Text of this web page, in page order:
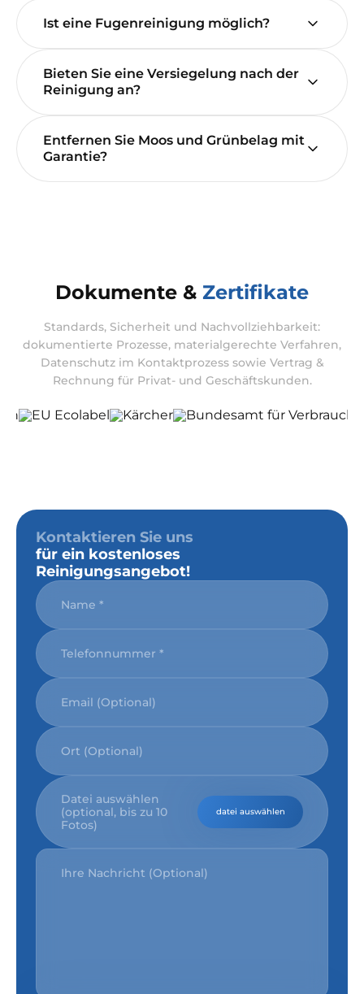
Ist eine Fugenreinigung möglich?
Bieten Sie eine Versiegelung nach der
Reinigung an?
Entfernen Sie Moos und Grünbelag mit
Garantie?
Dokumente & Zertifikate
Standards, Sicherheit und Nachvollziehbarkeit:
dokumentierte Prozesse, materialgerechte Verfahren,
Datenschutz im Kontaktprozess sowie Vertrag &
Rechnung für Privat- und Geschäftskunden.
Kontaktieren Sie uns
für ein kostenloses
Reinigungsangebot!
Datei auswählen
(optional, bis zu 10
Fotos)
datei auswählen